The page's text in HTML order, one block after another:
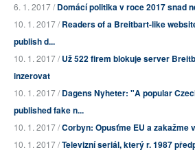
6. 1. 2017 /Domácí politika v roce 2017 snad
10. 1. 2017 /Readers of a Breitbart-like
publish d...
10. 1. 2017 /Už 522 firem blokuje server
inzerovat
10. 1. 2017 /Dagens Nyheter: "A popular
published fake n...
10. 1. 2017 /Corbyn: Opusťme EU a zakažme
10. 1. 2017 /Televizní seriál, který r. 1987